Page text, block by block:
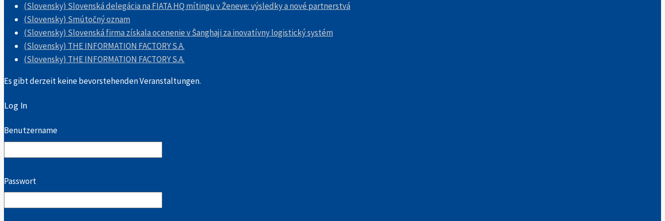
(Slovensky) Slovenská delegácia na FIATA HQ mítingu v Ženeve: výsledky a nové partnerstvá
(Slovensky) Smútočný oznam
(Slovensky) Slovenská firma získala ocenenie v Šanghaji za inovatívny logistický systém
(Slovensky) THE INFORMATION FACTORY S.A.
(Slovensky) THE INFORMATION FACTORY S.A.
Es gibt derzeit keine bevorstehenden Veranstaltungen.
Log In
Benutzername
Passwort